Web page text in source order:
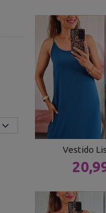
Vestido